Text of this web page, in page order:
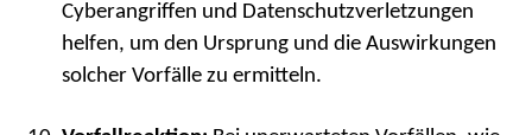
Cyberangriffen und Datenschutzverletzungen
helfen, um den Ursprung und die Auswirkungen
solcher Vorfälle zu ermitteln.